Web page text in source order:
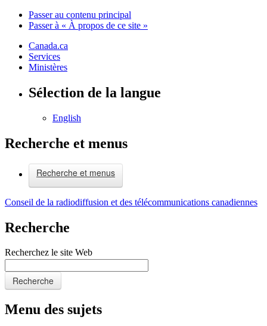
Passer au contenu principal
Passer à « À propos de ce site »
Canada.ca
Services
Ministères
Sélection de la langue
English
Recherche et menus
Recherche et menus
Conseil de la radiodiffusion et des télécommunications canadiennes
Recherche
Recherchez le site Web
Recherche
Menu des sujets